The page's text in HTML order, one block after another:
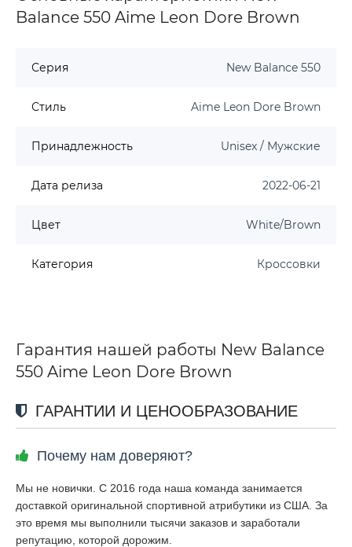
Balance 550 Aime Leon Dore Brown
Серия New Balance 550
Стиль Aime Leon Dore Brown
Принадлежность Unisex / Мужские
Дата релиза 2022-06-21
Цвет White/Brown
Категория Кроссовки
Гарантия нашей работы New Balance
550 Aime Leon Dore Brown
ГАРАНТИИ И ЦЕНООБРАЗОВАНИЕ
Почему нам доверяют?
Мы не новички. С 2016 года наша команда занимается
доставкой оригинальной спортивной атрибутики из США. За
это время мы выполнили тысячи заказов и заработали
репутацию, которой дорожим.